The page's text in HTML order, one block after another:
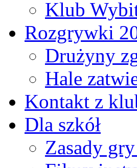
Klub
Rozgrywki
Drużyny
Hale
Kontakt z
Dla szkół
Zasady